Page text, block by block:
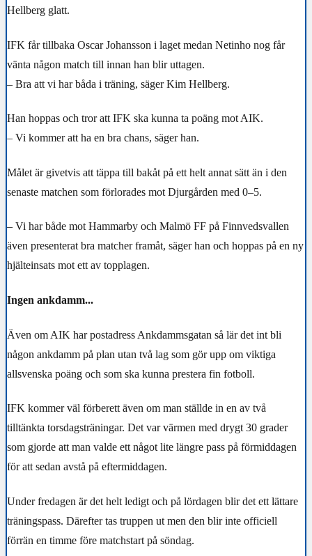
Hellberg glatt.
IFK får tillbaka Oscar Johansson i laget medan Netinho nog får
vänta någon match till innan han blir uttagen.
– Bra att vi har båda i träning, säger Kim Hellberg.
Han hoppas och tror att IFK ska kunna ta poäng mot AIK.
– Vi kommer att ha en bra chans, säger han.
Målet är givetvis att täppa till bakåt på ett helt annat sätt än i den
senaste matchen som förlorades mot Djurgården med 0–5.
– Vi har både mot Hammarby och Malmö FF på Finnvedsvallen
även presenterat bra matcher framåt, säger han och hoppas på en ny
hjälteinsats mot ett av topplagen.
Ingen ankdamm...
Även om AIK har postadress Ankdammsgatan så lär det int bli
någon ankdamm på plan utan två lag som gör upp om viktiga
allsvenska poäng och som ska kunna prestera fin fotboll.
IFK kommer väl förberett även om man ställde in en av två
tilltänkta torsdagsträningar. Det var värmen med drygt 30 grader
som gjorde att man valde ett något lite längre pass på förmiddagen
för att sedan avstå på eftermiddagen.
Under fredagen är det helt ledigt och på lördagen blir det ett lättare
träningspass. Därefter tas truppen ut men den blir inte officiell
förrän en timme före matchstart på söndag.